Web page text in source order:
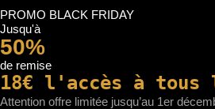
PROMO BLACK FRIDAY
Jusqu'à
50%
de remise
18€ l'accès à tous
Attention offre limitée jusqu’au 1er